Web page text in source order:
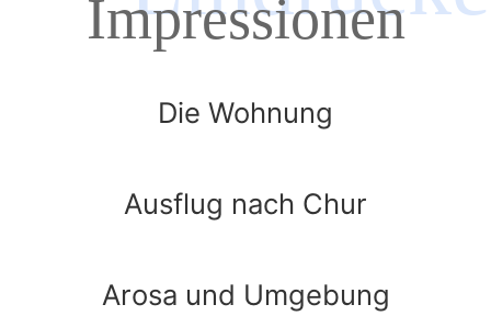
IM HAUS CHRISTINA
AUSSTATTUNG &
LAGE & ANFAHRT
KONDITIONEN
IMPRESSIONEN
Impressionen
Die Wohnung
Ausflug nach Chur
Arosa und Umgebung